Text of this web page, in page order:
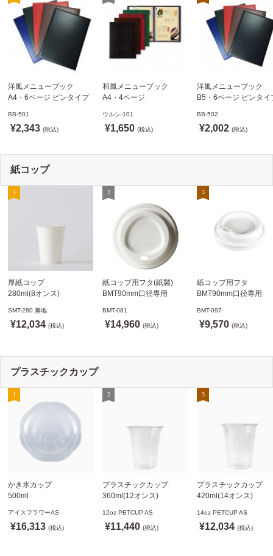
洋風メニューブック
A4・6ページ ピンタイプ
ニュー えいむ(Aim)【当日
発送可】
BB-501
¥2,343 (税込)
和風メニューブック
A4・4ページ
ウルシ-101 シンビ
(SHIMBI)【当日発送可】
ウルシ-101
¥1,650 (税込)
洋風メニューブック
B5・6ページ ピンタイ
ニュー6P えいむ(Aim)
BB-502
¥2,002 (税込)
紙コップ
厚紙コップ
280ml(8オンス)
SMT-280 無地
※沖縄・離島 送料別途
SMT-280 無地
¥12,034 (税込)
紙コップ用フタ(紙製)
BMT90mm口径専用
ドリンキングリッド
※適合品番あり ※沖縄・
BMT-081
¥14,960 (税込)
紙コップ用フタ
BMT90mm口径専用
ノーストローフタ
※適合品番あり ※沖縄
BMT-097
¥9,570 (税込)
プラスチックカップ
かき氷カップ
500ml
※北海道・沖縄・離島 送
料別途
アイスフラワーAS
¥16,313 (税込)
プラスチックカップ
360ml(12オンス)
製)
※沖縄・離島 配送料別途
12oz PETCUP AS
¥11,440 (税込)
プラスチックカップ
420ml(14オンス)
製)
※沖縄・離島 配送料
14oz PETCUP AS
¥12,034 (税込)